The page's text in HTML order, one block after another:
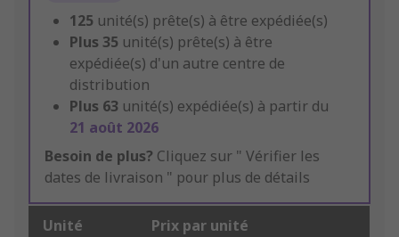
125 unité(s) prête(s) à être expédiée(s)
Plus 35 unité(s) prête(s) à être
expédiée(s) d'un autre centre de
distribution
Plus 63 unité(s) expédiée(s) à partir du
21 août 2026
Besoin de plus? Cliquez sur " Vérifier les
dates de livraison " pour plus de détails
Unité Prix par unité